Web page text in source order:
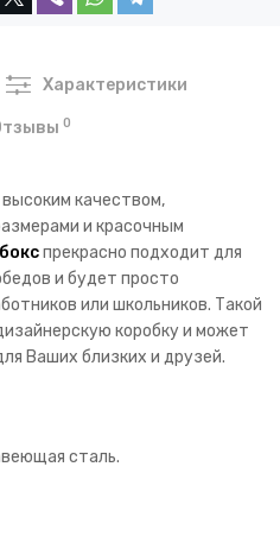
Характеристики
0
качеством,
и красочным
прекрасно подходит для
и будет просто
или школьников. Такой
коробку и может
Ваших близких и друзей.
сталь.